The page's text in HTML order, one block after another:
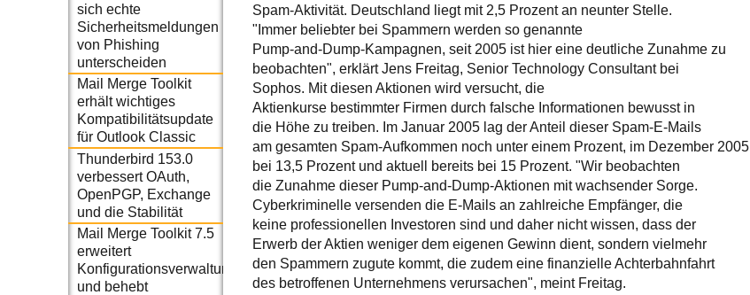
sich echte
Sicherheitsmeldungen
von Phishing
unterscheiden
Mail Merge Toolkit
erhält wichtiges
Kompatibilitätsupdate
für Outlook Classic
Thunderbird 153.0
verbessert OAuth,
OpenPGP, Exchange
und die Stabilität
Mail Merge Toolkit 7.5
erweitert
Konfigurationsverwaltung
und behebt
Spam-Aktivität. Deutschland liegt mit 2,5 Prozent an neunter Stelle.
"Immer beliebter bei Spammern werden so genannte
Pump-and-Dump-Kampagnen, seit 2005 ist hier eine deutliche Zunahme zu
beobachten", erklärt Jens Freitag, Senior Technology Consultant bei
Sophos. Mit diesen Aktionen wird versucht, die
Aktienkurse bestimmter Firmen durch falsche Informationen bewusst in
die Höhe zu treiben. Im Januar 2005 lag der Anteil dieser Spam-E-Mails
am gesamten Spam-Aufkommen noch unter einem Prozent, im Dezember 2005
bei 13,5 Prozent und aktuell bereits bei 15 Prozent. "Wir beobachten
die Zunahme dieser Pump-and-Dump-Aktionen mit wachsender Sorge.
Cyberkriminelle versenden die E-Mails an zahlreiche Empfänger, die
keine professionellen Investoren sind und daher nicht wissen, dass der
Erwerb der Aktien weniger dem eigenen Gewinn dient, sondern vielmehr
den Spammern zugute kommt, die zudem eine finanzielle Achterbahnfahrt
des betroffenen Unternehmens verursachen", meint Freitag.